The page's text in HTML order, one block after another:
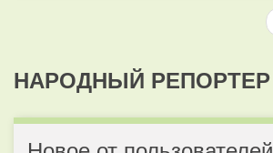
НАРОДНЫЙ РЕПОРТЕР